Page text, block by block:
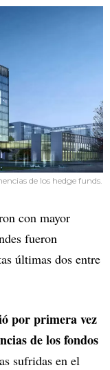
de los hedge funds.
con mayor
fueron
últimas dos entre
por primera vez
de los fondos
sufridas en el